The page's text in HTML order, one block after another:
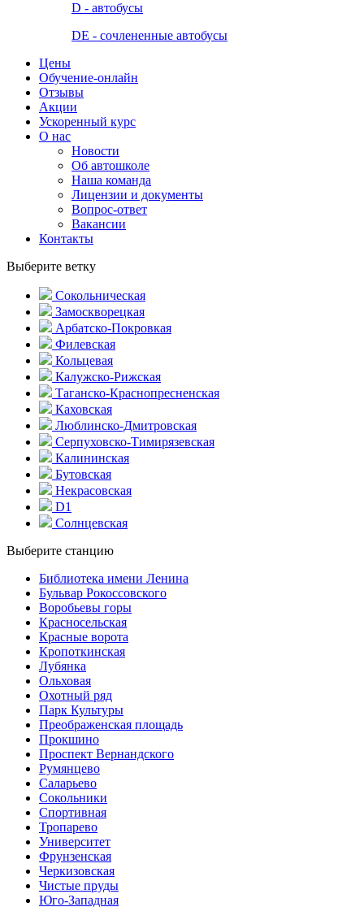
D - автобусы
DE - сочлененные автобусы
Цены
Обучение-онлайн
Отзывы
Акции
Ускоренный курс
О нас
Новости
Об автошколе
Наша команда
Лицензии и документы
Вопрос-ответ
Вакансии
Контакты
Выберите ветку
Сокольническая
Замоскворецкая
Арбатско-Покровкая
Филевская
Кольцевая
Калужско-Рижская
Таганско-Краснопресненская
Каховская
Люблинско-Дмитровская
Серпуховско-Тимирязевская
Калининская
Бутовская
Некрасовская
D1
Солнцевская
Выберите станцию
Библиотека имени Ленина
Бульвар Рокоссовского
Воробьевы горы
Красно­сельская
Красные ворота
Кропоткинс­кая
Лубянка
Ольховая
Охотный ряд
Парк Культуры
Преобра­женская площадь
Прокшино
Проспект Вернандского
Румянцево
Саларьево
Сокольники
Спортивная
Тропарево
Университет
Фрунзенская
Черкизовская
Чистые пруды
Юго-Западная